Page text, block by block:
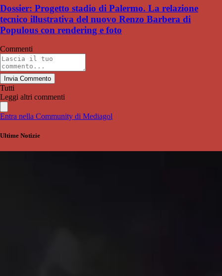
Dossier: Progetto stadio di Palermo. La relazione
tecnico illustrativa del nuovo Renzo Barbera di
Populous con rendering e foto
Commenti
Invia Commento
Tutti
Leggi altri commenti
Entra nella Community di Mediagol
Ultime Notizie